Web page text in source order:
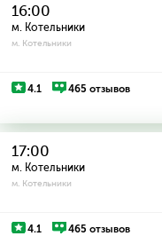
16:00
м. Котельники
м. Котельники
4.1 465 отзывов
17:00
м. Котельники
м. Котельники
4.1 465 отзывов